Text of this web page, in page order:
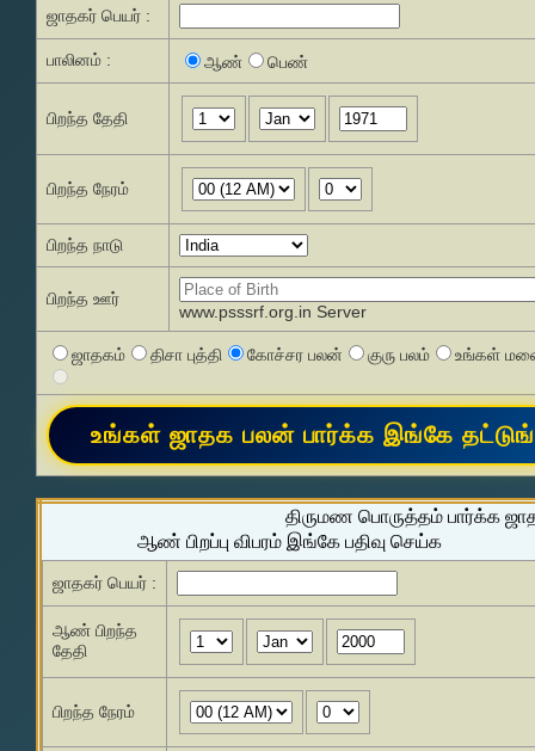
ஜாதகர் பெயர் :
பாலினம் : ஆண் பெண்
பிறந்த தேதி
பிறந்த நேரம்
பிறந்த நாடு
பிறந்த ஊர்
www.psssrf.org.in Server
ஜாதகம் திசா புத்தி கோச்சர பலன் குரு பலம் உங்கள்
திருமண பொருத்தம் பார்க்க
ஆண் பிறப்பு விபரம் இங்கே பதிவு செய்க
ஜாதகர் பெயர் :
ஆண் பிறந்த
தேதி
பிறந்த நேரம்